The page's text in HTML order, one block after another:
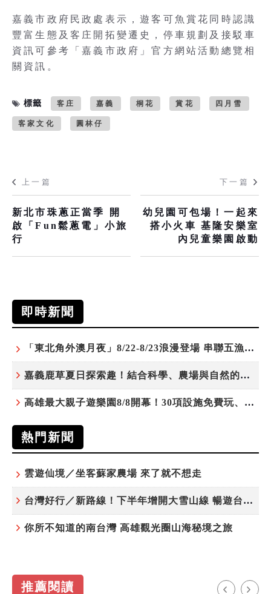
嘉義市政府民政處表示，遊客可魚賞花同時認識
豐富生態及客庄開拓變遷史，停車規劃及接駁車
資訊可參考「嘉義市政府」官方網站活動總覽相
關資訊。
標籤 客庄 嘉義 桐花 賞花 四月雪
客家文化 圓林仔
上一篇
新北市珠蔥正當季 開
啟「Fun鬆蔥電」小旅
行
下一篇
幼兒園可包場！一起來
搭小火車 基隆安樂室
內兒童樂園啟動
即時新聞
「東北角外澳月夜」8/22-8/23浪漫登場 串聯五漁村、音樂、市集、火舞與慢旅共度夏夜
嘉義鹿草夏日探索趣！結合科學、農場與自然的親子小旅行
高雄最大親子遊樂園8/8開幕！30項設施免費玩、YOYO家族嗨翻暑假
熱門新聞
雲遊仙境／坐客蘇家農場 來了就不想走
台灣好行／新路線！下半年增開大雪山線 暢遊台中更便利
你所不知道的南台灣 高雄觀光圈山海秘境之旅
推薦閱讀